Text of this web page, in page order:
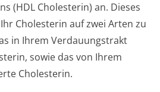
(HDL Cholesterin) an. Dieses
Cholesterin auf zwei Arten zu
in Ihrem Verdauungstrakt
sowie das von Ihrem
Cholesterin.